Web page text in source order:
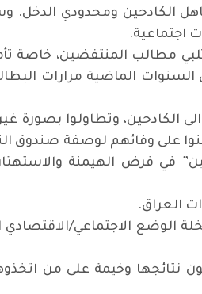
الكادحين ومحدودي
اجتماعية.
مطالب المنتفضين، خاصة
الماضية مرارات
الكادحين، وتطاولوا بصورة
على وفائهم لوصفة صندوق
في فرض الهيمنة
العراق.
الوضع الاجتماعي/الاقتصادي
نتائجها وخيمة على من